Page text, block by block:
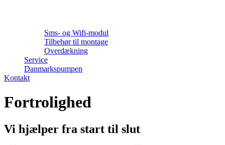
Sms- og Wifi-modul
Tilbehør til montage
Overdækning
Service
Danmarkspumpen
Kontakt
Fortrolighed
Vi hjælper fra start til slut